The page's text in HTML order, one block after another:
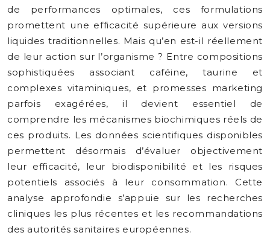
de performances optimales, ces formulations
promettent une efficacité supérieure aux versions
liquides traditionnelles. Mais qu’en est-il réellement
de leur action sur l’organisme ? Entre compositions
sophistiquées associant caféine, taurine et
complexes vitaminiques, et promesses marketing
parfois exagérées, il devient essentiel de
comprendre les mécanismes biochimiques réels de
ces produits. Les données scientifiques disponibles
permettent désormais d’évaluer objectivement
leur efficacité, leur biodisponibilité et les risques
potentiels associés à leur consommation. Cette
analyse approfondie s’appuie sur les recherches
cliniques les plus récentes et les recommandations
des autorités sanitaires européennes.